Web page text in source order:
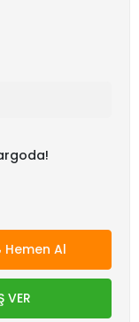
Hemen Al
VER